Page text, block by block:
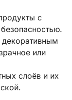
с
или
слоёв и их